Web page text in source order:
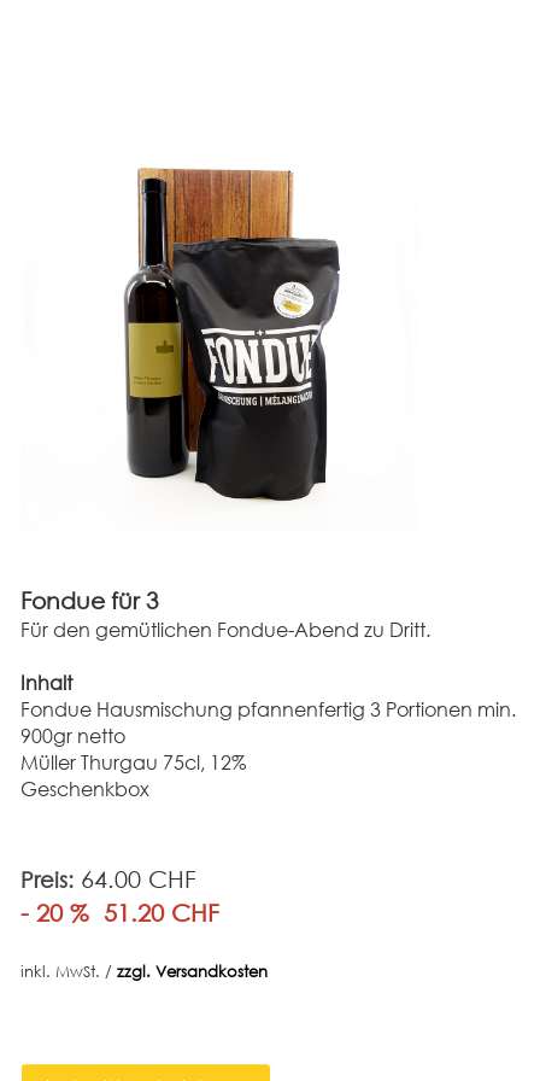
Fondue für 3
Für den gemütlichen Fondue-Abend zu Dritt.
Inhalt
Fondue Hausmischung pfannenfertig 3 Portionen min.
900gr netto
Müller Thurgau 75cl, 12%
Geschenkbox
Preis: 64.00 CHF
- 20 % 51.20 CHF
inkl. MwSt. / zzgl. Versandkosten